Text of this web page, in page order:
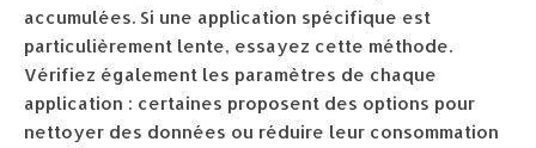
accumulées. Si une application spécifique est
particulièrement lente, essayez cette méthode.
Vérifiez également les paramètres de chaque
application : certaines proposent des options pour
nettoyer des données ou réduire leur consommation